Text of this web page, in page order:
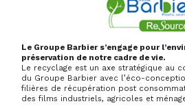
Le Groupe Barbier s’engage pour
préservation de notre cadre de vie.
Le recyclage est un axe stratégique au
du Groupe Barbier avec l’éco-
filières de récupération post
des films industriels, agricoles et